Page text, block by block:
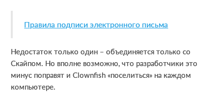
Правила подписи электронного письма
Недостаток только один – объединяется только со
Скайпом. Но вполне возможно, что разработчики это
минус поправят и Clownfish «поселиться» на каждом
компьютере.